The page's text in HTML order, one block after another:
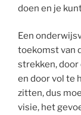
doen en je
Een
toekomst van
strekken, door
en door vol te
zitten, dus
visie, het